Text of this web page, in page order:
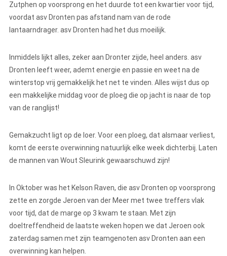
Zutphen op voorsprong en het duurde tot een kwartier voor tijd,
voordat asv Dronten pas afstand nam van de rode
lantaarndrager. asv Dronten had het dus moeilijk.
Inmiddels lijkt alles, zeker aan Dronter zijde, heel anders. asv
Dronten leeft weer, ademt energie en passie en weet na de
winterstop vrij gemakkelijk het net te vinden. Alles wijst dus op
een makkelijke middag voor de ploeg die op jacht is naar de top
van de ranglijst!
Gemakzucht ligt op de loer. Voor een ploeg, dat alsmaar verliest,
komt de eerste overwinning natuurlijk elke week dichterbij. Laten
de mannen van Wout Sleurink gewaarschuwd zijn!
In Oktober was het Kelson Raven, die asv Dronten op voorsprong
zette en zorgde Jeroen van der Meer met twee treffers vlak
voor tijd, dat de marge op 3 kwam te staan. Met zijn
doeltreffendheid de laatste weken hopen we dat Jeroen ook
zaterdag samen met zijn teamgenoten asv Dronten aan een
overwinning kan helpen.